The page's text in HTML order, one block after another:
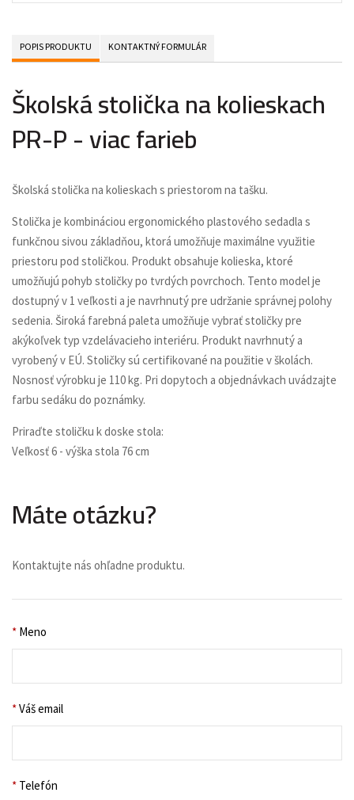
POPIS PRODUKTU KONTAKTNÝ FORMULÁR
Školská stolička na kolieskach
PR-P - viac farieb
Školská stolička na kolieskach s priestorom na tašku.
Stolička je kombináciou ergonomického plastového sedadla s
funkčnou sivou základňou, ktorá umožňuje maximálne využitie
priestoru pod stoličkou. Produkt obsahuje kolieska, ktoré
umožňujú pohyb stoličky po tvrdých povrchoch. Tento model je
dostupný v 1 veľkosti a je navrhnutý pre udržanie správnej polohy
sedenia. Široká farebná paleta umožňuje vybrať stoličky pre
akýkoľvek typ vzdelávacieho interiéru. Produkt navrhnutý a
vyrobený v EÚ. Stoličky sú certifikované na použitie v školách.
Nosnosť výrobku je 110 kg. Pri dopytoch a objednávkach uvádzajte
farbu sedáku do poznámky.
Priraďte stoličku k doske stola:
Veľkosť 6 - výška stola 76 cm
Máte otázku?
Kontaktujte nás ohľadne produktu.
* Meno
*Váš email
* Telefón